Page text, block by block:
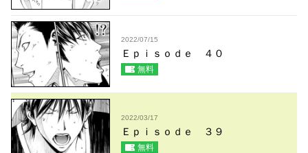
2022/07/15
Ｅｐｉｓｏｄｅ ４０
無料
2022/03/17
Ｅｐｉｓｏｄｅ ３９
無料